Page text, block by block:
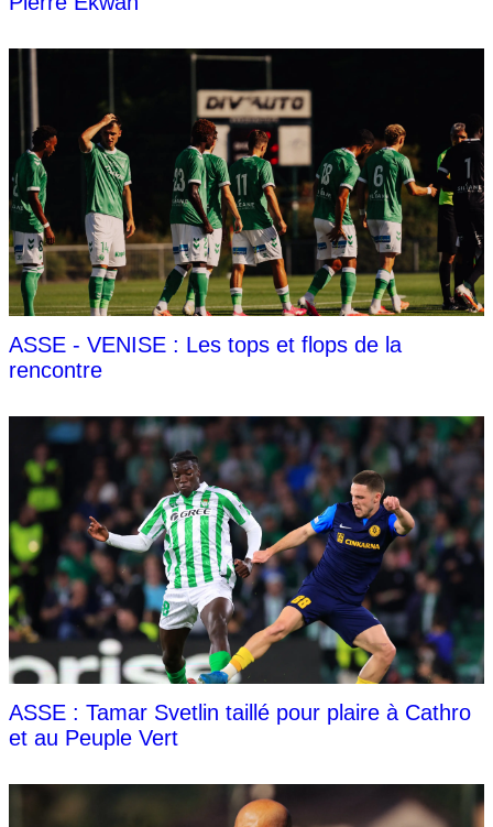
ASSE - VENISE : Les tops et flops de la
rencontre
ASSE : Tamar Svetlin taillé pour plaire à Cathro
et au Peuple Vert